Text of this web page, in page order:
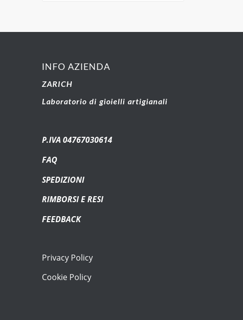
INFO AZIENDA
ZARICH
Laboratorio di gioielli artigianali
P.IVA 04767030614
FAQ
SPEDIZIONI
RIMBORSI E RESI
FEEDBACK
Privacy Policy
Cookie Policy